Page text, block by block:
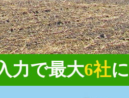
力で最大6社に